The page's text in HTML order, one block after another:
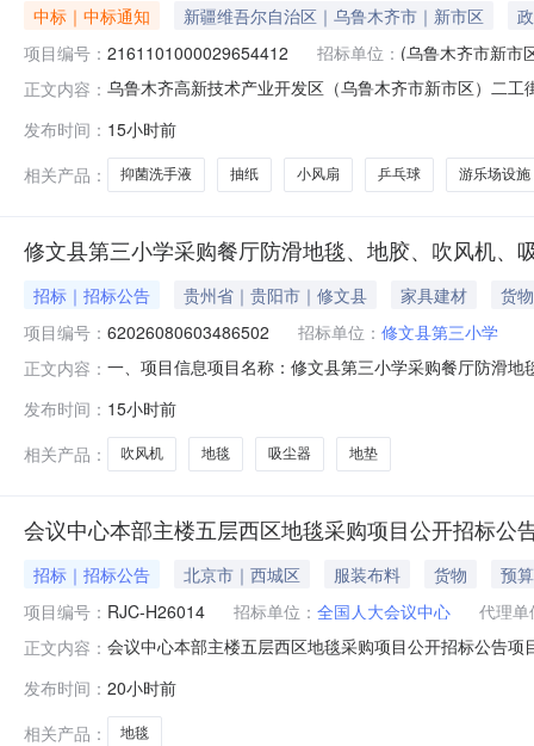
中标｜中标通知 新疆维吾尔自治区｜乌鲁木齐市｜新市区
项目编号： 2161101000029654412 招标单位： (乌鲁木齐市新市
正文内容： 乌鲁木齐高新技术产业开发区（乌鲁木齐市新市区）二
联系人:高鹏飞项目联系电话:13199825319采购计划文
发布时间： 15小时前
相关产品：
抑菌洗手液 抽纸 小风扇 乒乓球 游乐场设施
修文县第三小学采购餐厅防滑地毯、地胶、吹风机、
招标｜招标公告 贵州省｜贵阳市｜修文县 家具建材
货物
项目编号： 62026080603486502 招标单位： 修文县第三小学
正文内容： 一、项目信息项目名称：修文县第三小学采购餐厅防滑
参数要求:商品类目:地垫;采购人需求描述:具体情况以餐
发布时间： 15小时前
相关产品：
吹风机 地毯 吸尘器 地垫
会议中心本部主楼五层西区地毯采购项目公开招标公
招标｜招标公告 北京市｜西城区 服装布料 货物
预
项目编号： RJC-H26014 招标单位： 全国人大会议中心
代理单
正文内容： 会议中心本部主楼五层西区地毯采购项目公开招标公告
层西区地毯采购项目预算金额：41.000000万元（*民币
发布时间： 20小时前
相关产品：
地毯